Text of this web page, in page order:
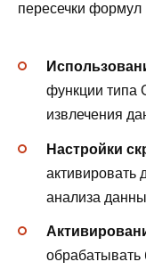
пересечки формул
функции типа
извлечения
Настройки
активировать
анализа